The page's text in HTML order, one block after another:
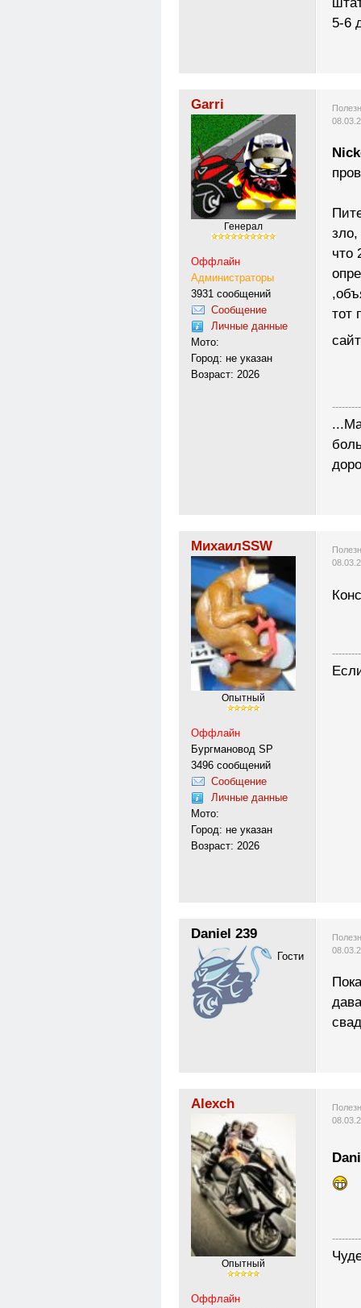
5-6
Garri
Генерал
Оффлайн
Администраторы
3931 сообщений
Сообщение
Личные данные
Мото:
Город: не указан
Возраст: 2026
что
тот
МихаилSSW
Опытный
Оффлайн
Бургмановод SP
3496 сообщений
Сообщение
Личные данные
Мото:
Город: не указан
Возраст: 2026
Daniel 239
Гости
Alexch
Опытный
Оффлайн